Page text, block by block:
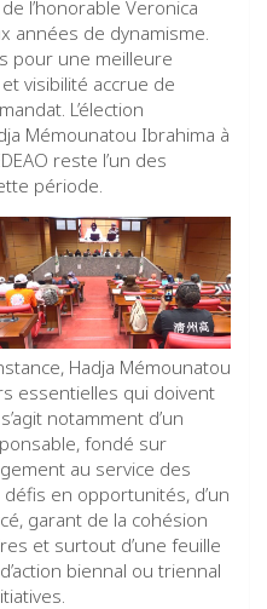
l’honorable Veronica
années de dynamisme.
pour une meilleure
visibilité accrue de
L’élection
Mémounatou Ibrahima à
reste l’un des
période.
Hadja Mémounatou
essentielles qui doivent
notamment d’un
fondé sur
au service des
en opportunités, d’un
garant de la cohésion
et surtout d’une feuille
biennal ou triennal